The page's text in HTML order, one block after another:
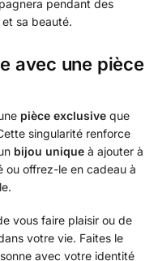
pendant des
sa beauté.
avec une pièce
pièce exclusive que
singularité renforce
bijou unique à ajouter à
offrez-le en cadeau à
vous faire plaisir ou de
votre vie. Faites le
avec votre identité